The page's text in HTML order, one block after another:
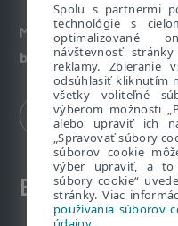
Máte nezodpovedané
ESET
Spolu s partnermi
technológie s
optimalizované
návštevnosť
reklamy. Zbieranie
odsúhlasiť kliknutím
všetky voliteľné
výberom možnosti
alebo upraviť ich
„Spravovať súbory
súborov cookie
výber upraviť, a to
súbory cookie“
stránky. Viac
používania súborov